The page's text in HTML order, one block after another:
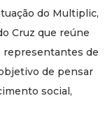
do Multiplic,
Cruz que reúne
representantes de
de pensar
social,